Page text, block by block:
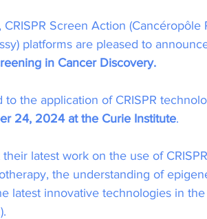
CRISPR Screen Action
platforms are pleased to
in Cancer Discovery.
the application of CRISPR
24, 2024 at the Curie Institute.
latest work on the use of
the understanding of
latest innovative technologies in